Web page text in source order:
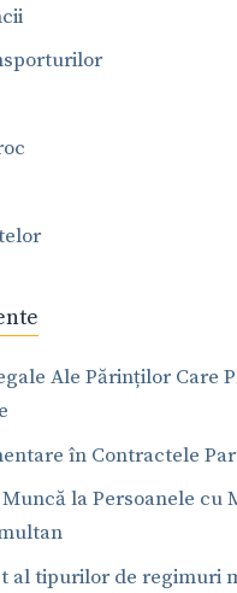
Ale Părinților Care
în Contractele
la Persoanele cu
al tipurilor de regimuri